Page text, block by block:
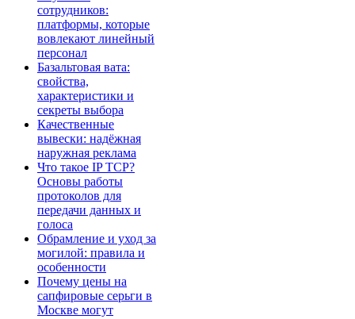
сотрудников:
платформы, которые
вовлекают линейный
персонал
Базальтовая вата:
свойства,
характеристики и
секреты выбора
Качественные
вывески: надёжная
наружная реклама
Что такое IP TCP?
Основы работы
протоколов для
передачи данных и
голоса
Обрамление и уход за
могилой: правила и
особенности
Почему цены на
сапфировые серьги в
Москве могут